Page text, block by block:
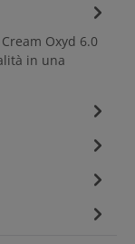
Oxyd 6.0
in una